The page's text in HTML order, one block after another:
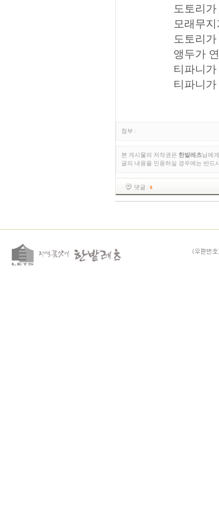
도토리가 애플
모래무지가 햇
도토리가 깨소
앵두가 연어의
티파니가 햇빛
티파니가 도깨
첨부 :
본 게시물의 저작권은 한밭레츠님에
글의 내용을 인용하실 경우에는 반드
댓글 : 0